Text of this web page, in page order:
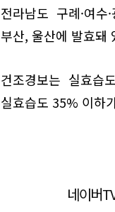
전라남도 구례·여
부산, 울산에 발효돼
건조경보는 실효
실효습도 35% 이하
네이버